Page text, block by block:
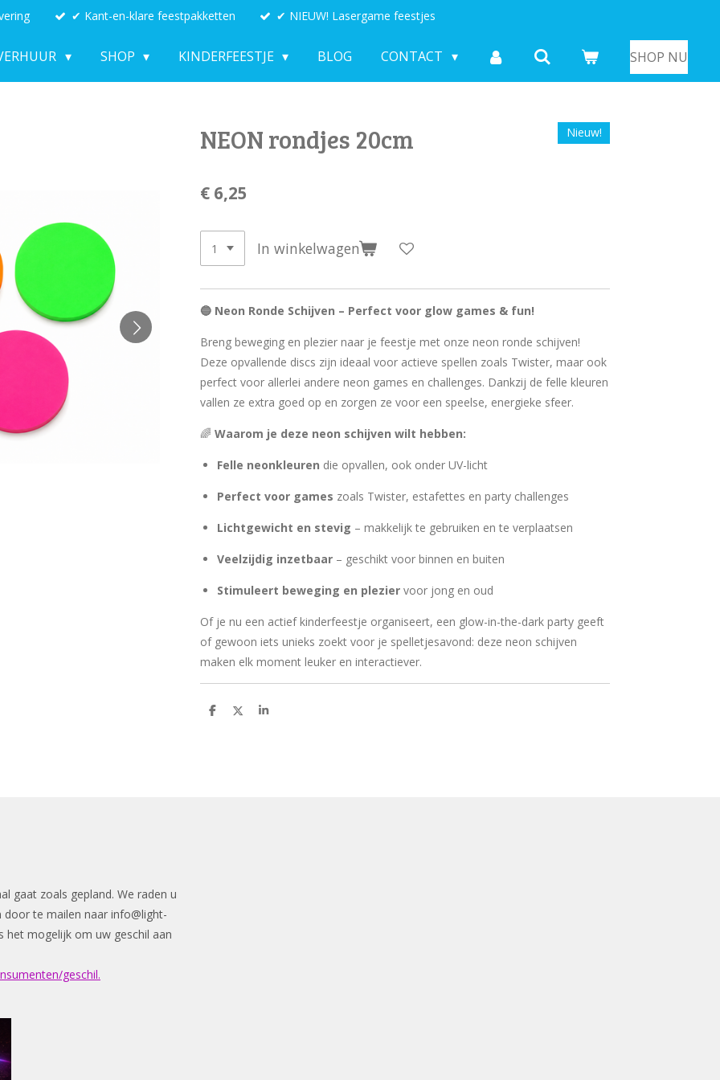
✔ Kant-en-klare feestpakketten ✔ NIEUW! Lasergame feestjes
SHOP KINDERFEESTJE BLOG CONTACT SHOP NU
NEON rondjes 20cm Nieuw!
€ 6,25
In winkelwagen
🔵 Neon Ronde Schijven – Perfect voor glow games & fun!
Breng beweging en plezier naar je feestje met onze neon ronde schijven!
Deze opvallende discs zijn ideaal voor actieve spellen zoals Twister, maar ook
perfect voor allerlei andere neon games en challenges. Dankzij de felle kleuren
vallen ze extra goed op en zorgen ze voor een speelse, energieke sfeer.
🌈 Waarom je deze neon schijven wilt hebben:
Felle neonkleuren die opvallen, ook onder UV-licht
Perfect voor games zoals Twister, estafettes en party challenges
Lichtgewicht en stevig – makkelijk te gebruiken en te verplaatsen
Veelzijdig inzetbaar – geschikt voor binnen en buiten
Stimuleert beweging en plezier voor jong en oud
Of je nu een actief kinderfeestje organiseert, een glow-in-the-dark party geeft
of gewoon iets unieks zoekt voor je spelletjesavond: deze neon schijven
maken elk moment leuker en interactiever.
D
D
S
gaat zoals gepland. We raden u
door te mailen naar info@light-
het mogelijk om uw geschil aan
geschil.